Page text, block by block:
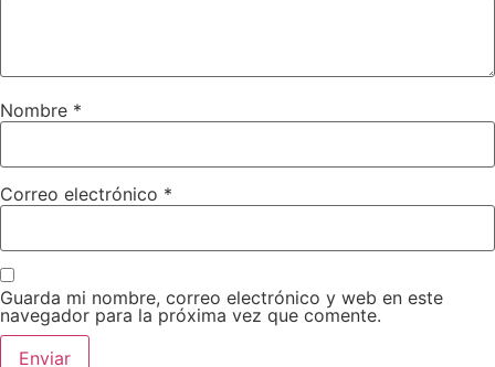
Nombre *
Correo electrónico *
Guarda mi nombre, correo electrónico y web en este
navegador para la próxima vez que comente.